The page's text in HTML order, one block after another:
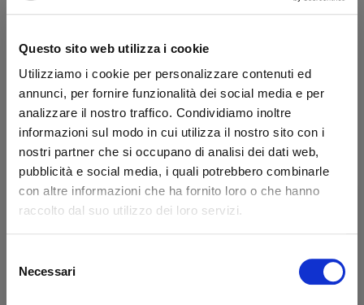
Questo sito web utilizza i cookie
Utilizziamo i cookie per personalizzare contenuti ed
annunci, per fornire funzionalità dei social media e per
analizzare il nostro traffico. Condividiamo inoltre
informazioni sul modo in cui utilizza il nostro sito con i
nostri partner che si occupano di analisi dei dati web,
pubblicità e social media, i quali potrebbero combinarle
con altre informazioni che ha fornito loro o che hanno
raccolto dal suo utilizzo dei loro servizi.
delNecessari
Colore
Bianco
Foro bocchino (mm)
3
Filtro
No
Peso (g)
75
Confezione originale
Sì
Descrizione produttore